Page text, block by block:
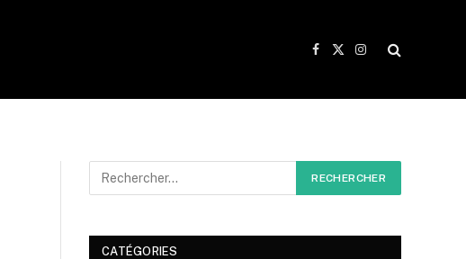
Facebook
X
Instagram
CATÉGORIES